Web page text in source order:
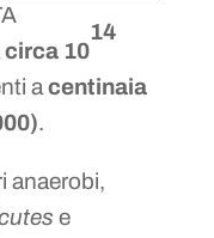
circa 10
14
acentinaia
.
anaerobi,
e